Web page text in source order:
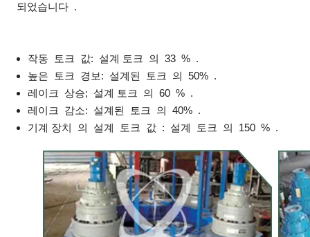
되었습니다 .
작동 토크 값: 설계 토크 의 33 % .
높은 토크 경보: 설계된 토크 의 50% .
레이크 상승; 설계 토크 의 60 % .
레이크 감소: 설계된 토크 의 40% .
기계 장치 의 설계 토크 값 : 설계 토크 의 150 % .